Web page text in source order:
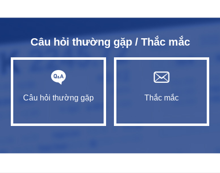
Câu hỏi thường gặp / Thắc mắc
Câu hỏi thường gặp Thắc mắc